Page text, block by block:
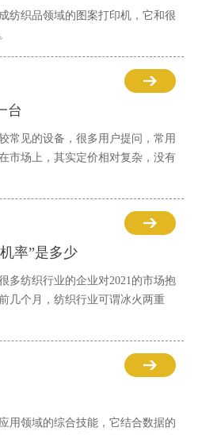
纺织品领域的图案打印机，它和很
台
常见的设备，很多用户提问，常用
市场上，其实定价相对复杂，没有
率”是多少
多纺织行业的企业对2021的市场抱
几个月，纺织行业可谓冰火两重
用领域的综合技能，它结合数据的